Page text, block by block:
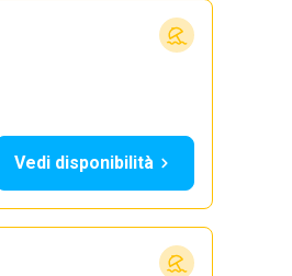
Vedi disponibilità